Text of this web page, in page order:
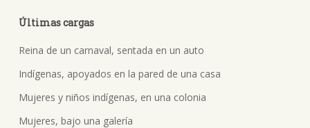
Últimas cargas
Reina de un carnaval, sentada en un auto
Indígenas, apoyados en la pared de una casa
Mujeres y niños indígenas, en una colonia
Mujeres, bajo una galería